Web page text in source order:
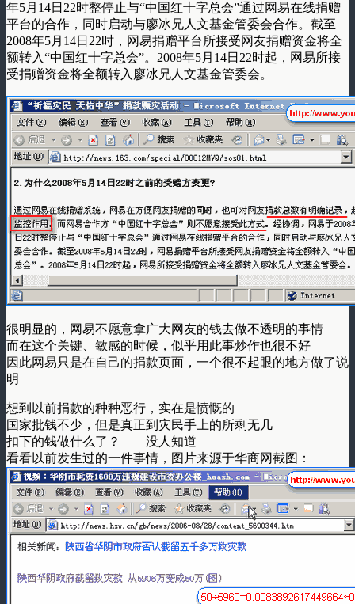
年5月14日22时整停止与“中国红十字总会”通过网易在线捐赠
平台的合作，同时启动与廖冰兄人文基金管委会合作。截至
2008年5月14日22时，网易捐赠平台所接受网友捐赠资金将全
额转入“中国红十字总会”。2008年5月14日22时起，网易所接
受捐赠资金将全额转入廖冰兄人文基金管委会。
很明显的，网易不愿意拿广大网友的钱去做不透明的事情
而在这个关键、敏感的时候，似乎用此事炒作也很不好
因此网易只是在自己的捐款页面，一个很不起眼的地方做了说
明
想到以前捐款的种种恶行，实在是愤慨的
国家批钱不少，但是真正到灾民手上的所剩无几
扣下的钱做什么了？——没人知道
看看以前发生过的一件事情，图片来源于华商网截图：